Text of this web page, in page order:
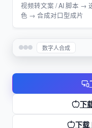
视频转文案 / AI 脚本 →
色 → 合成对口型成片
数字人合成
下
下载